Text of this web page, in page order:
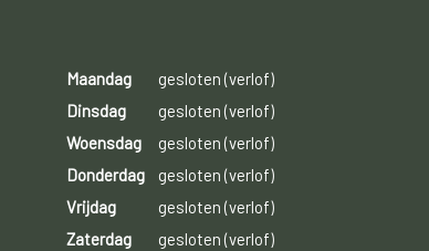
Maandag
gesloten (verlof)
Dinsdag
gesloten (verlof)
Woensdag
gesloten (verlof)
Donderdag
gesloten (verlof)
Vrijdag
gesloten (verlof)
Zaterdag
gesloten (verlof)